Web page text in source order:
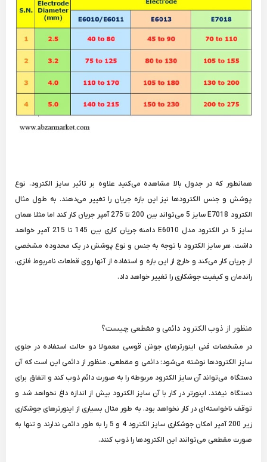
همانطور که در جدول بالا مشاهده می‌کنید علاوه بر تاثیر سایز الکترود، نوع
پوشش و جنس الکترودها نیز این بازه جریان را تغییر می‌دهند. به طول مثال
الکترود E7018 سایز 5 می‌تواند بین 200 تا 275 آمپر جریان کار کند اما مثلا همان
سایز 5 در الکترود مدل E6010 دامنه جریان کاری بین 145 تا 215 آمپر خواهد
داشت. هر سایز الکترود با توجه به جنس و نوع پوشش در یک محدوده مشخصی
از جریان کار می‌کند و خارج از این بازه و استفاده از آنها روی قطعات نامربوط فلزی،
راندمان و کیفیت جوشکاری را تغییر خواهد داد.
منظور از ذوب الکترود دائمی و مقطعی چیست؟
در مشخصات فنی اینورترهای جوش قوسی معمولا دو حالت استفاده در جلوی
سایز الکترودها نوشته می‌شود: دائمی و مقطعی. منظور از دائمی این است که آن
دستگاه می‌تواند آن سایز الکترود مربوطه را به صورت دائم ذوب کند و اتفاق برای
دستگاه نیفتد. اینورتر در کار با آن سایز الکترود بیش از اندازه داغ نخواهد شد و
توقف ناخواسته‌ای در کار نخواهد بود. به طور مثال بسیاری از اینورترهای جوشکاری
زیر 200 آمپر امکان جوشکاری سایز الکترود 4 و 5 را به طور دائمی ندارند و تنها به
صورت مقطعی می‌توانند این الکترودها را ذوب کنند.